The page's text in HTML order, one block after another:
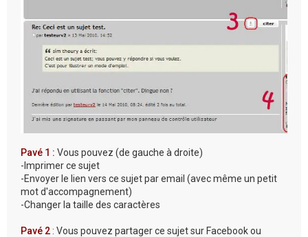
Pavé 1 : Vous pouvez (de gauche à droite)
-Imprimer ce sujet
-Envoyer le lien vers ce sujet par email (avec même un petit
mot d'accompagnement)
-Changer la taille des caractères
Pavé 2 : Vous pouvez partager ce sujet sur Facebook ou